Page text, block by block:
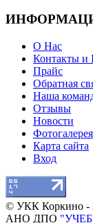
О Нас
Контакты и
Прайс
Обратная
Наша
Отзывы
Новости
Фотогалерея
Карта сайта
Вход
© УКК Коркино -
АНО ДПО